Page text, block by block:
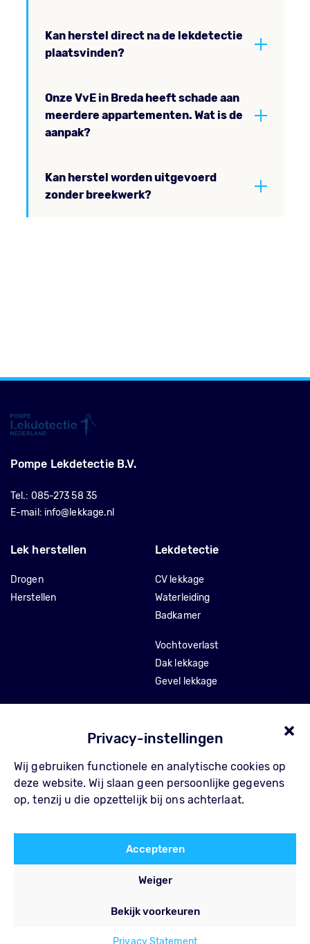
Privacy-instellingen
Wij gebruiken functionele en analytische cookies op
deze website. Wij slaan geen persoonlijke gegevens
op, tenzij u die opzettelijk bij ons achterlaat.
Accepteren
Weiger
Bekijk voorkeuren
Privacy Statement
Kan herstel direct na de lekdetectie
plaatsvinden?
Onze VvE in Breda heeft schade aan
meerdere appartementen. Wat is de
aanpak?
Kan herstel worden uitgevoerd
zonder breekwerk?
Pompe Lekdetectie B.V.
Tel.: 085-273 58 35
E-mail: info@lekkage.nl
Lekdetectie
CV lekkage
Waterleiding
Badkamer
Vochtoverlast
Dak lekkage
Gevel lekkage
Lek herstellen
Drogen
Herstellen
Over Pompe
Waarom Pompe
Referenties
Blog
Contact
FAQ
Algemene voorwaarden